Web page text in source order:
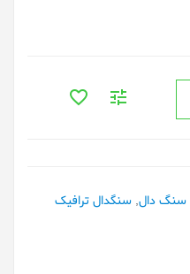
سنگ دال, سنگدال ترافیک